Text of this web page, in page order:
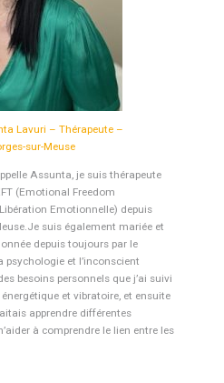
Lavuri – Thérapeute –
sur-Meuse
Assunta, je suis thérapeute
(Emotional Freedom
Emotionnelle) depuis
suis également mariée et
depuis toujours par le
psychologie et l’inconscient
besoins personnels que j’ai suivi
et vibratoire, et ensuite
apprendre différentes
à comprendre le lien entre les